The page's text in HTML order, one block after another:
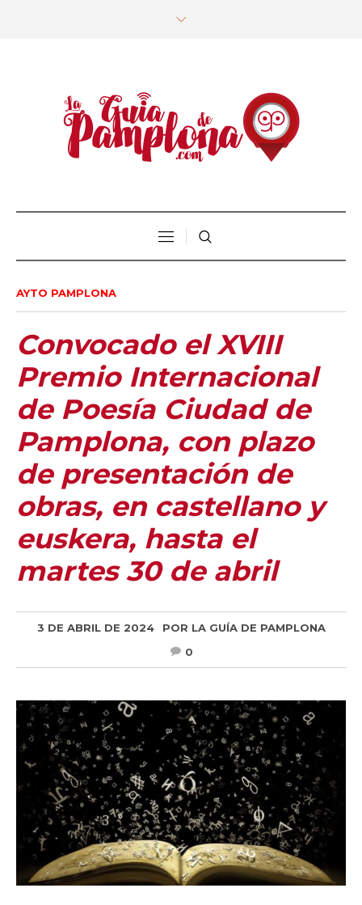
AYTO PAMPLONA
Convocado el XVIII
Premio Internacional
de Poesía Ciudad de
Pamplona, con plazo
de presentación de
obras, en castellano y
euskera, hasta el
martes 30 de abril
3 DE ABRIL DE 2024 POR LA GUÍA DE PAMPLONA
0